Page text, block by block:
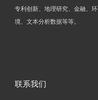
专利创新、地理研究、金融、环
境、文本分析数据等等。
联系我们